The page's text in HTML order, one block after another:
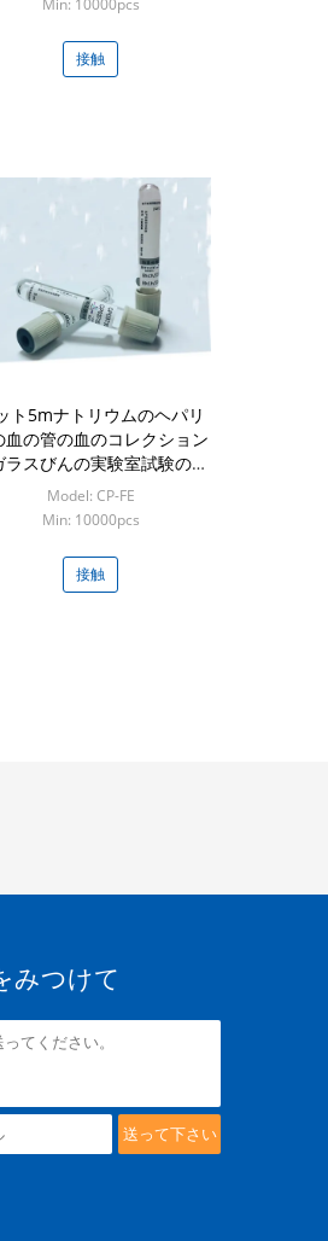
Min: 10000pcs
接触
ト5mナトリウムのヘパリ
血の管の血のコレクション
ラスびんの実験室試験の使
用
Model: CP-FE
Min: 10000pcs
接触
みつけて
送って下さい